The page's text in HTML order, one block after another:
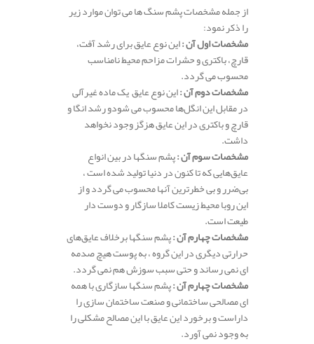
از جمله مشخصات پشم سنگ ها می توان موارد زیر
را ذکر نمود:
مشخصات اول آن :این نوع عایق برای رشد آفت،
قارچ، باکتری و حشرات مزاحم محیط نامناسب
محسوب می گردد.
مشخصات دوم آن :این نوع عایق یک ماده غیرآلی
در مقابل این انگل‌ها محسوب می شودو رشد انگا و
قارچ و باکتری در این عایق هزگز وجود نخواهد
داشت.
مشخصات سوم آن :پشم سنگها در بین انواع
عایق‌هایی که تا کنون در دنیا تولید شده است ،
بی‌ضرر و بی خطرترین آنها محسوب می گردد و از
این روبا محیط زیست کاملا سازگار و دوست دار
طیعت است.
مشخصات چهارم آن :پشم سنگها برخلاف عایق‌های
حرارتی دیگری در این گروه ، به پوست هیچ صدمه
ای نمی رساند و حتی سبب سوزش هم نمی گردد.
مشخصات چهارم آن :پشم سنگها سازگاری با همه
ای مصالحی ساختمانی و صنعت ساختمان سازی را
داراست و برخورد این عایق با این مصالح مشکلی را
به وجود نمی آورد.